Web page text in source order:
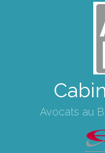
Avocats au